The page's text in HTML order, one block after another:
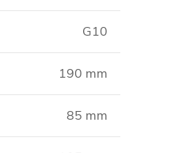
G10
190 mm
85 mm